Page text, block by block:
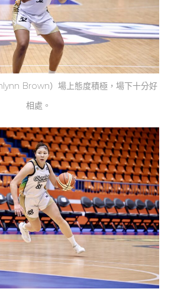
Brown）場上態度積極，場下十分好
相處。